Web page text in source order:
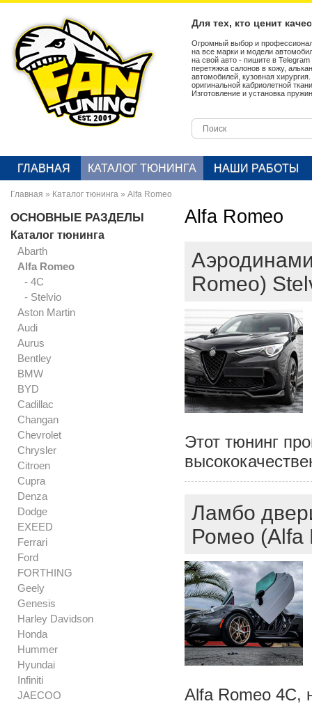
Для тех, кто ценит
Огромный выбор и
на все марки и модели
на свой авто - пишите в
перетяжка салонов в кожу,
автомобилей, кузовная
оригинальной кабриолетной
Изготовление и установка
ГЛАВНАЯ КАТАЛОГ ТЮНИНГА НАШИ РАБОТЫ
Главная » Каталог тюнинга » Alfa Romeo
ОСНОВНЫЕ РАЗДЕЛЫ
Каталог тюнинга
Abarth
Alfa Romeo
- 4C
- Stelvio
Aston Martin
Audi
Aurus
Bentley
BMW
BYD
Cadillac
Changan
Chevrolet
Chrysler
Citroen
Cupra
Denza
Dodge
EXEED
Ferrari
Ford
FORTHING
Geely
Genesis
Harley Davidson
Honda
Hummer
Hyundai
Infiniti
JAECOO
Alfa Romeo
Romeo)
Этот тюнинг
Ламбо
Ромео (Alfa
Alfa Romeo 4C,